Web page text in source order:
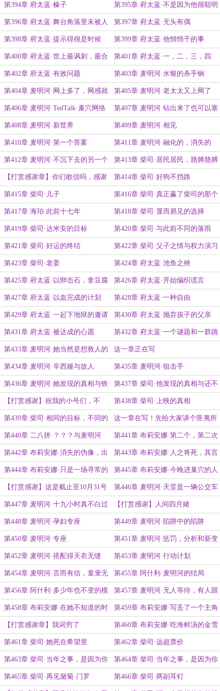
叫？？？ 生，回家
第394章 府太蓝·榛子 第395章 府太蓝·不是因为他很聪明
第396章 府太蓝·舞台角落里未被人
看见的事
第397章 府太蓝·无头有偶
第398章 府太蓝·提示得很是时候 第399章 府太蓝·他悄悄干的事
第400章 府太蓝·世上最讽刺，最合
适的事
第401章 府太蓝·一，二，三，四
第402章 府太蓝·有效问题 第403章 麦明河·水银的杀手锏
第404章 麦明河·网上多了，网感就
很重，此乃必然之理
第405章 麦明河·老太太又上网了
第406章 麦明河·TedTalk·巢穴网络
信息技术的讲解与应用
第407章 麦明河·钻出来了也可以塞
回去
第408章 麦明河·新世界 第409章 麦明河·相见
第410章 麦明河·第一个答案 第411章 麦明河·融化的，消失的
第412章 麦明河·不沉下去的另一个
办法
第413章 柴司·居民居民，胳膊胳膊
【打赏感谢章】你们敢信吗，感谢
章终于进入四月了
第414章 柴司·好狗不挡路
第415章 柴司·儿子 第416章 柴司·真正赢了柴司的那个
人
第417章 海珀·此前十七年 第418章 柴司·显而易见的选择
第419章 柴司·达米安的目标 第420章 柴司·与此前不同的落雨
第421章 柴司·好运的终结 第422章 柴司·父子之情与权力演习
第423章 柴司·老姜 第424章 府太蓝·池鱼之殃
第425章 府太蓝·以卵击石，拿豆腐
撞车
第426章 府太蓝·开始编织谎言
第427章 府太蓝·以血完成的计划 第428章 府太蓝·一种自由
第429章 府太蓝·一起下地狱的邀请 第430章 府太蓝·抛弃孩子的父亲
第431章 府太蓝·被达成的心愿 第432章 府太蓝·一个谜题和一群跳
楼的人
第433章 麦明河·她当然是想救人的 这一章正在写
第434章 麦明河·辛西娅与故人 第435章 麦明河·狙击手
第436章 麦明河·她发现的真相与铁
打的好运
第437章 柴司·他发现的真相与还不
够好的运气
【打赏感谢】祝我的小号们，不
是，姥姥们，周末快乐
第438章 柴司·上映的真相
第439章 柴司·相同的目标，不同的
人
这一章在写！先给大家讲个匪夷所
思的故事
第440章 二八拼·？？？与麦明河 第441章 布莉安娜·第二个，第二次
第442章 布莉安娜·消失的伪像，出
现的人
第443章 布莉安娜·人之将死，其言
也……
第444章 布莉安娜·只是一场寻常的
恋爱
第445章 布莉安娜·今晚进巢穴的人
【打赏感谢】这是截止至10月31号
的爱
第446章 麦明河·天堂是一辆公交车
第447章 麦明河·十九小时真不白过 【打赏感谢】人间四月姥
第448章 麦明河·孕妇专座 第449章 麦明河·陷阱中的陷阱
第450章 麦明河·专座 第451章 麦明河·惩罚，分析和新变
故
第452章 麦明河·搭配得天衣无缝 第453章 麦明河·行动计划
第454章 麦明河·言而有信，童叟无
欺，活人专座
第455章 阿什利·麦明河的结局
第456章 阿什利·多少年也不变的模
样
第457章 麦明河·无人等待，有人跟
踪
第458章 布莉安娜·在她不知道的时 第459章 布莉安娜·写丢了一个主角
的原因
【打赏感谢章】我词穷了 第460章 布莉安娜·吃海鲜汤的金雪
梨们
第461章 柴司·她死在希望里 第462章 柴司·远超票价
第463章 柴司·当年之事，是因为你
太优秀了（一）
第464章 柴司·当年之事，是因为你
太优秀了（二）
第465章 柴司·再见黛菊·门罗 第466章 柴司·两副耳钉